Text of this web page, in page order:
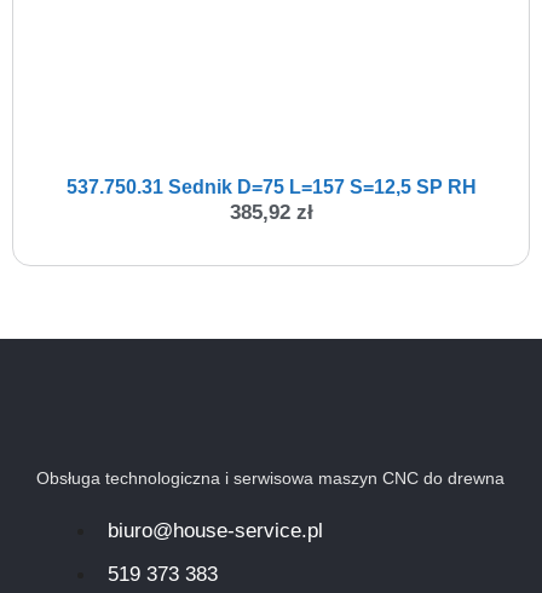
537.750.31 Sednik D=75 L=157 S=12,5 SP RH
385,92 zł
Obsługa technologiczna i serwisowa maszyn CNC do drewna
biuro@house-service.pl
519 373 383